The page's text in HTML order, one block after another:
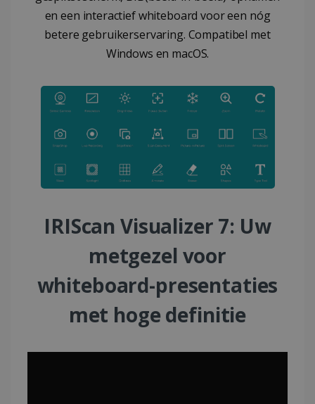
en een interactief whiteboard voor een nóg
betere gebruikerservaring. Compatibel met
Windows en macOS.
IRIScan Visualizer 7: Uw
metgezel voor
whiteboard-presentaties
met hoge definitie